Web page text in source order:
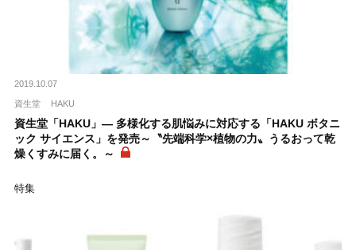
2019.10.07
資生堂 HAKU
資生堂「HAKU」― 多様化する肌悩みに対応する「HAKU ボタニ
ック サイエンス」を発売～〝先端科学×植物の力〟うるおって乾
燥くすみに届く。～
特集